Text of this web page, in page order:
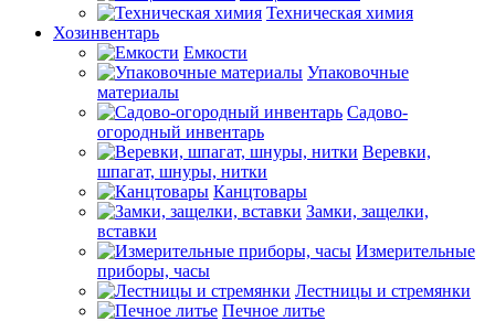
Техническая химия
Хозинвентарь
Емкости
Упаковочные
материалы
Садово-
огородный инвентарь
Веревки,
шпагат, шнуры, нитки
Канцтовары
Замки, защелки,
вставки
Измерительные
приборы, часы
Лестницы и стремянки
Печное литье